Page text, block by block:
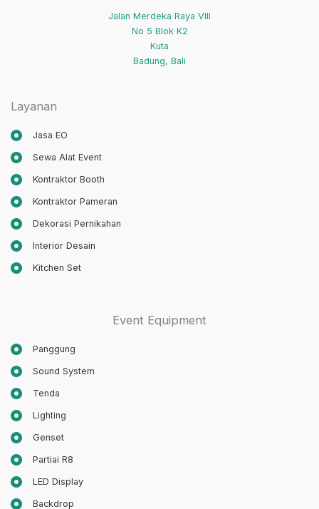
Jalan Merdeka Raya VIII
No 5 Blok K2
Kuta
Badung, Bali
Layanan
Jasa EO
Sewa Alat Event
Kontraktor Booth
Kontraktor Pameran
Dekorasi Pernikahan
Interior Desain
Kitchen Set
Event Equipment
Panggung
Sound System
Tenda
Lighting
Genset
Partiai R8
LED Display
Backdrop